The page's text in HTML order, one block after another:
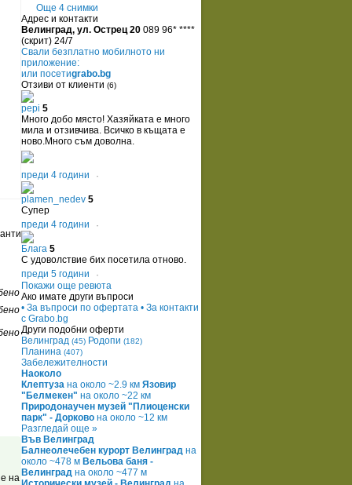
на
Още 4 снимки
Адрес и контакти
Велинград, ул. Острец 20 089 96* ****
(скрит) 24/7
Свали безплатно мобилното ни
приложение:
или посетиgrabo.bg
Отзиви от клиенти (6)
pepi 5
Много добо място! Хазяйката е много
мила и отзивчива. Всичко в къщата е
ново.Много съм доволна.
преди 4 години ·
plamen_nedev 5
Супер
преди 4 години
·
Блага 5
С удоволствие бих посетила отново.
преди 5 години
·
Покажи още ревюта
Ако имате други въпроси
• За въпроси по офертата • За контакти
с Grabo.bg
Други подобни оферти
Велинград (45) Родопи (182)
Планина (407)
Забележителности
Наоколо
Клептуза на около ~2.9 км Язовир
"Белмекен" на около ~22 км
Природонаучен музей "Плиоценски
парк" - Дорково на около ~12 км
Разгледай още »
Във Велинград
Балнеолечебен курорт Велинград на
около ~478 м Вельова баня -
Велинград на около ~477 м